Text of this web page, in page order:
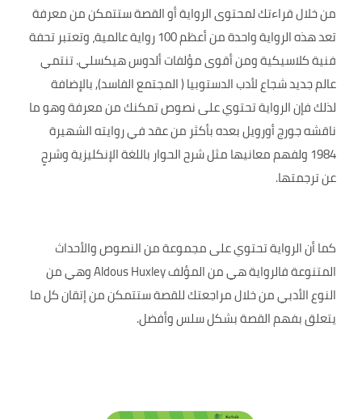
من خلال قراءتك لمحتوى الرواية أو القصة ستتمكن من معرفة
تعد هذه الرواية واحدة من أعظم 100 رواية عالمية، وتعتبر تحفة
فنية كلاسيكية ومن أقوى مؤلفات ألدوس هيكسلي. تنتمي
عالم جديد شجاع لأدب الدستوبيا ( المجتمع الفاسد), بالإضافة
لذلك فإن الرواية تحتوي على نصوص تمكنك من معرفة وهو ما
ناقشه جورج أورويل بعده بأكثر من عقد في روايته الشهيرة
1984 ولفهم معانيها مثل شرح الحوار باللغة الإنكليزية وشرحٍ
عن ترجمتها.
كما أن الرواية تحتوي على مجموعة من النصوص والأحداث
المتنوعة فالرواية هي من المؤلف Aldous Huxley وهي من
النوع الأدبي من خلال مراجعتك للقصة ستتمكن من إتقان كل ما
يتعلق بفهم القصة بشكل سلس وأفضل.